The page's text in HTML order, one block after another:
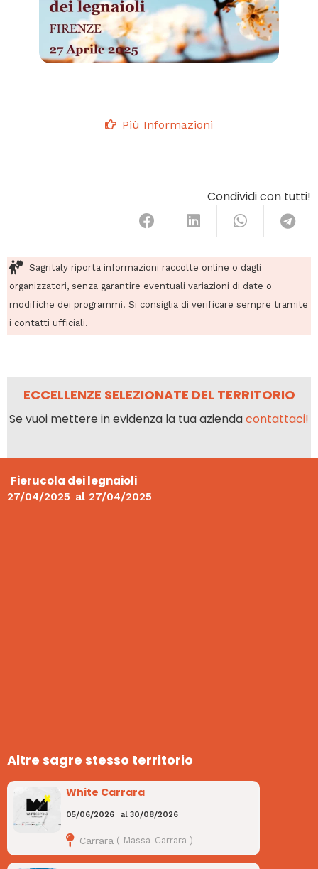
Più Informazioni
Condividi con tutti!
Sagritaly riporta informazioni raccolte online o dagli
organizzatori, senza garantire eventuali variazioni di date o
modifiche dei programmi. Si consiglia di verificare sempre tramite
i contatti ufficiali.
ECCELLENZE SELEZIONATE DEL TERRITORIO
Se vuoi mettere in evidenza la tua aziendacontattaci!
Fierucola dei legnaioli
27/04/2025 al 27/04/2025
Altre sagre stesso territorio
White Carrara
05/06/2026 al30/08/2026
Carrara ( Massa-Carrara )